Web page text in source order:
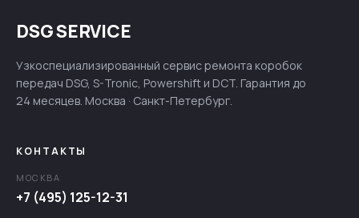
DSG SERVICE
Узкоспециализированный сервис ремонта коробок
передач DSG, S-Tronic, Powershift и DCT. Гарантия до
24 месяцев. Москва · Санкт-Петербург.
КОНТАКТЫ
МОСКВА
+7 (495) 125-12-31